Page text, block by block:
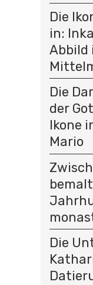
Die
in:
Abbild
Die
der
Ikone
Mario
Die